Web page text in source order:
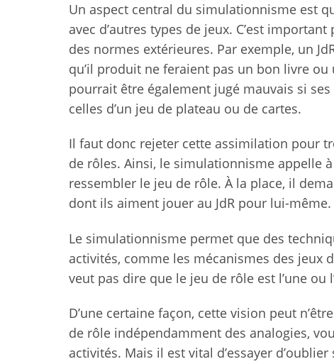
Un aspect central du simulationnisme est
avec d’autres types de jeux. C’est
des normes extérieures. Par exemple, un
qu’il produit ne feraient pas un bon livre ou
pourrait être également jugé mauvais si
celles d’un jeu de plateau ou de cartes.
Il faut donc rejeter cette assimilation pour
de rôles. Ainsi, le simulationnisme appelle
ressembler le jeu de rôle. À la place, il
dont ils aiment jouer au JdR pour lui-même.
Le simulationnisme permet que des
activités, comme les mécanismes des jeux
veut pas dire que le jeu de rôle est l’une ou
D’une certaine façon, cette vision peut
de rôle indépendamment des analogies,
activités. Mais il est vital d’essayer